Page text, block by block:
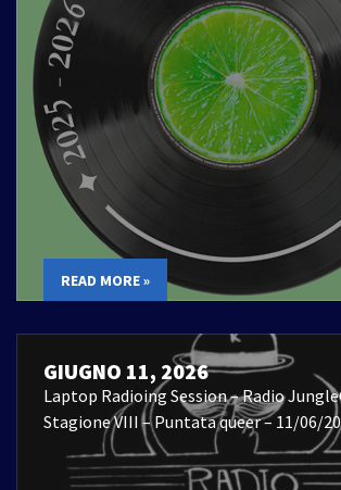
READ MORE »
GIUGNO 11, 2026
Laptop Radioing Session – Radio
Stagione VIII – Puntata queer – 11/06/